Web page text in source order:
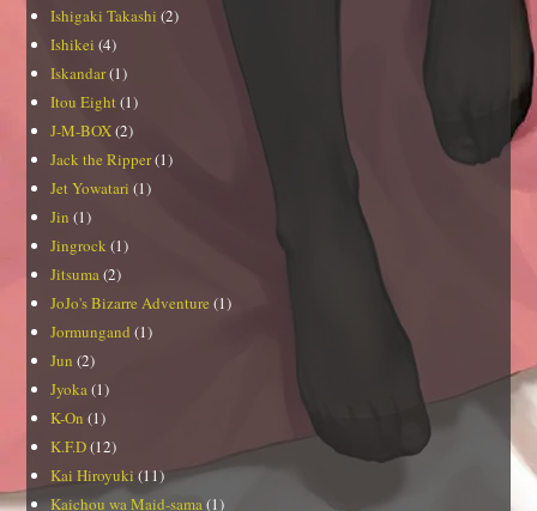
Ishigaki Takashi (2)
Ishikei (4)
Iskandar(1)
Itou Eight (1)
J-M-BOX(2)
Jack the Ripper(1)
Jet Yowatari (1)
Jin (1)
Jingrock (1)
Jitsuma(2)
JoJo's Bizarre Adventure (1)
Jormungand (1)
Jun (2)
Jyoka(1)
K-On (1)
K.F.D(12)
Kai Hiroyuki (11)
Kaichou wa Maid-sama(1)